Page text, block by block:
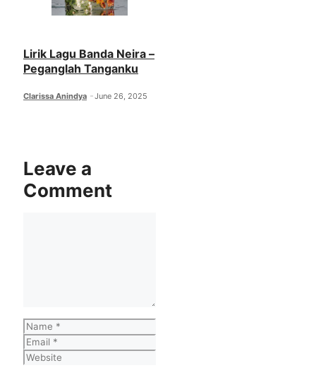
Lirik Lagu Banda Neira –
Peganglah Tanganku
Clarissa Anindya June 26, 2025
Leave a
Comment
Name
Email
Website